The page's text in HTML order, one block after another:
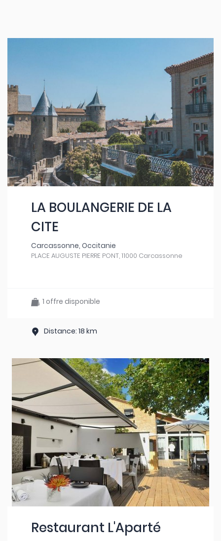
LA BOULANGERIE DE LA
CITE
Carcassonne, Occitanie
PLACE AUGUSTE PIERRE PONT, 11000 Carcassonne
1 offre disponible
Distance: 18 km
Restaurant L'Aparté